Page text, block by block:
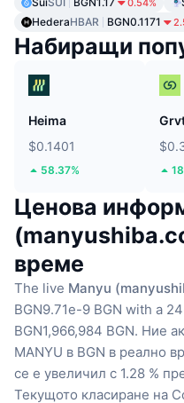
0.54%
HederaHBAR BGN0.1171
Набиращи
Heima
$0.1401
58.37%
Ценова
време
The live Manyu
BGN9.71e-9 BGN with a
BGN1,966,984 BGN. Ние
MANYU в BGN в реално
се е увеличил с 1.28 %
Текущото класиране на